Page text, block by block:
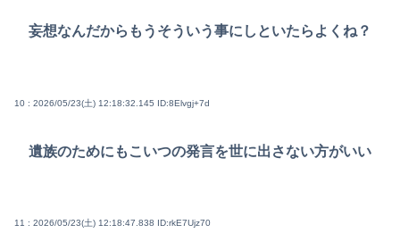
妄想なんだからもうそういう事にしといたらよくね？
10 : 2026/05/23(土) 12:18:32.145 ID:8Elvgj+7d
遺族のためにもこいつの発言を世に出さない方がいい
11 : 2026/05/23(土) 12:18:47.838 ID:rkE7Ujz70